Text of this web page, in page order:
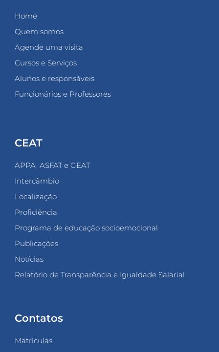
Home
Quem somos
Agende uma visita
Cursos e Serviços
Alunos e responsáveis
Funcionários e Professores
CEAT
APPA, ASFAT e GEAT
Intercâmbio
Localização
Proficiência
Programa de educação socioemocional
Publicações
Notícias
Relatório de Transparência e Igualdade Salarial
Contatos
Matrículas